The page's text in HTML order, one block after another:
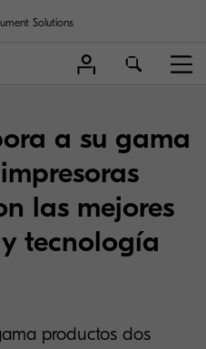
Solutions
a su gama
las mejores
tecnología
productos dos